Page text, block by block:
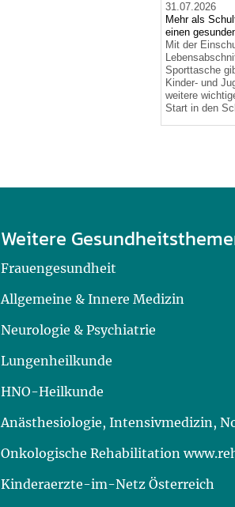
31.07.2026
Mehr als
einen
Mit der
Sporttasche
Kinder- und
weitere
Start in den
Weitere
Frauengesundheit
Allgemeine & Innere Medizin
Neurologie & Psychiatrie
Lungenheilkunde
HNO-Heilkunde
Anästhesiologie, Intensivmedizin,
Onkologische Rehabilitation
Kinderaerzte-im-Netz Österreich